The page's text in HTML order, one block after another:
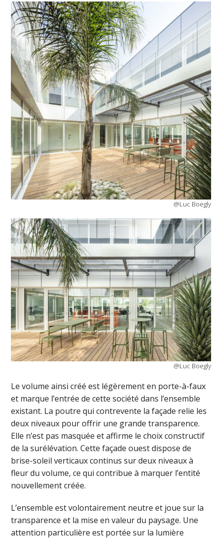
@Luc Boegly
@Luc Boegly
Le volume ainsi créé est légèrement en porte-à-faux
et marque l’entrée de cette société dans l’ensemble
existant. La poutre qui contrevente la façade relie les
deux niveaux pour offrir une grande transparence.
Elle n’est pas masquée et affirme le choix constructif
de la surélévation. Cette façade ouest dispose de
brise-soleil verticaux continus sur deux niveaux à
fleur du volume, ce qui contribue à marquer l’entité
nouvellement créée.
L’ensemble est volontairement neutre et joue sur la
transparence et la mise en valeur du paysage. Une
attention particulière est portée sur la lumière